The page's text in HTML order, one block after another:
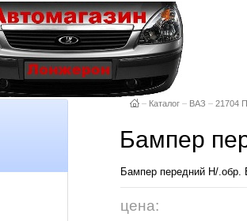
– Каталог – ВАЗ – 21704
Бампер
Бампер передний Н/
цена: